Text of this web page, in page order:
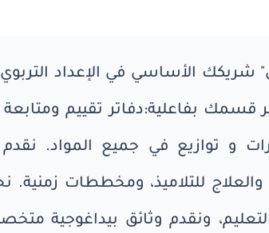
شريكك الأساسي في الإعداد
قسمك بفاعلية:دفاتر تقييم ومتابعة
و توازيع في جميع المواد.
للتلاميذ، ومخططات
ونقدم وثائق بيداغوجية